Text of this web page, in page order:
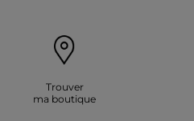
Trouver
ma boutique